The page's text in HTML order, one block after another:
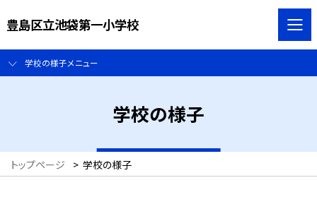
豊島区立池袋第一小学校
学校の様子メニュー
学校の様子
トップページ > 学校の様子